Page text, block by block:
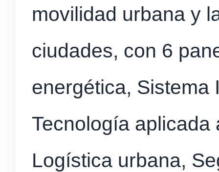
movilidad urbana y
ciudades, con 6
energética, Sistema
Tecnología aplicada
Logística urbana,